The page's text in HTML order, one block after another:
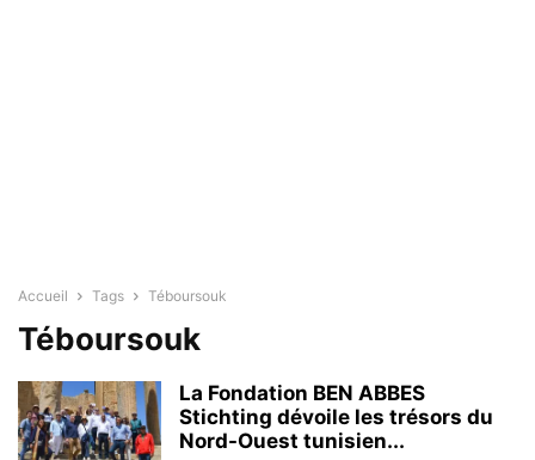
Accueil Tags Téboursouk
Téboursouk
La Fondation BEN ABBES
Stichting dévoile les trésors du
Nord-Ouest tunisien...